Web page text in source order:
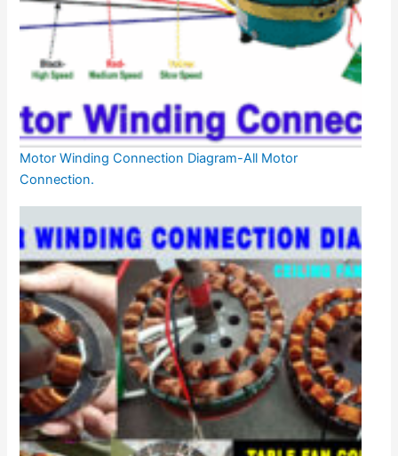
Motor Winding Connection Diagram-All Motor
Connection.